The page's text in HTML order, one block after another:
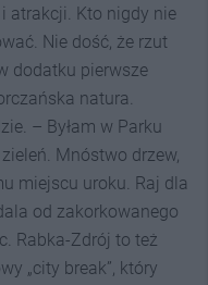
i atrakcji. Kto nigdy nie
Nie dość, że rzut
dodatku pierwsze
natura.
– Byłam w Parku
Mnóstwo drzew,
miejscu uroku. Raj dla
od zakorkowanego
Rabka-Zdrój to też
„city break”, który